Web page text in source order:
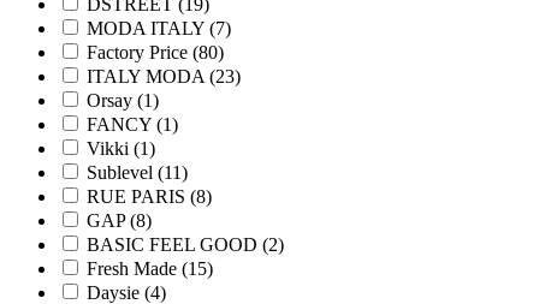
MODA ITALY (7)
Factory Price (80)
ITALY MODA (23)
Orsay (1)
FANCY (1)
Vikki (1)
Sublevel (11)
RUE PARIS (8)
GAP (8)
BASIC FEEL GOOD (2)
Fresh Made (15)
Daysie (4)